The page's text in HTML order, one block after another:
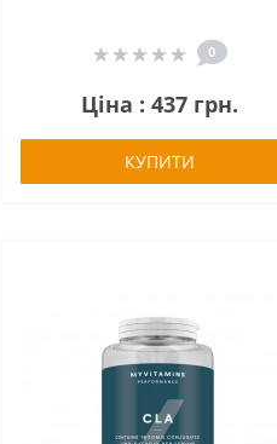
0
Ціна : 437 грн.
КУПИТИ